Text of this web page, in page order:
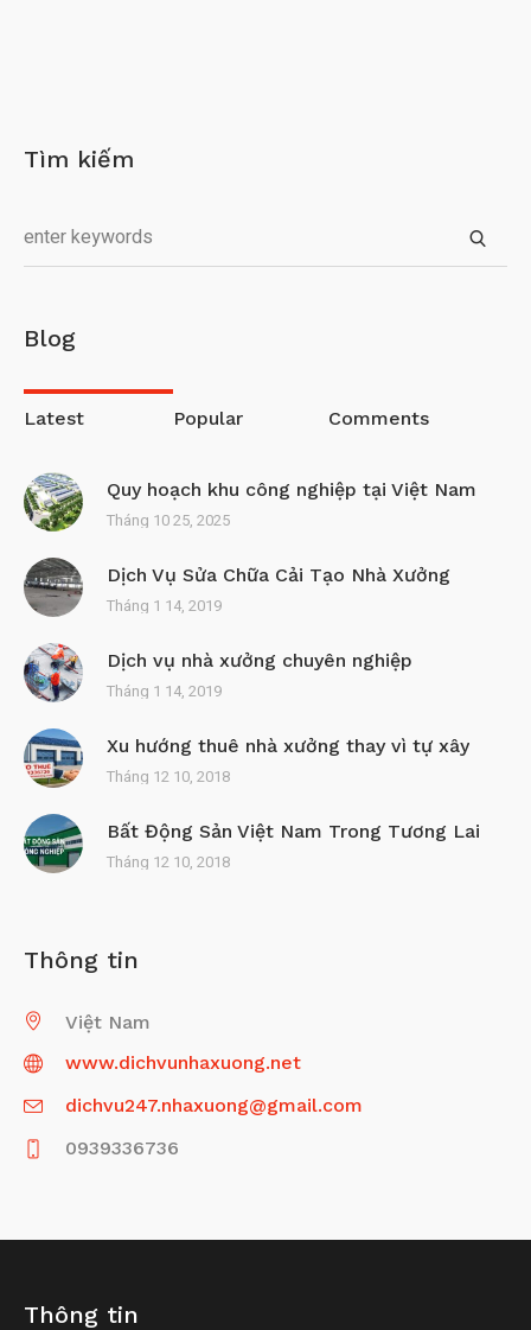
Tìm kiếm
Blog
Latest Popular Comments
Quy hoạch khu công nghiệp tại Việt Nam
Tháng 10 25, 2025
Dịch Vụ Sửa Chữa Cải Tạo Nhà Xưởng
Tháng 1 14, 2019
Dịch vụ nhà xưởng chuyên nghiệp
Tháng 1 14, 2019
Xu hướng thuê nhà xưởng thay vì tự xây
Tháng 12 10, 2018
Bất Động Sản Việt Nam Trong Tương Lai
Tháng 12 10, 2018
Thông tin
Việt Nam
www.dichvunhaxuong.net
dichvu247.nhaxuong@gmail.com
0939336736
Thông tin